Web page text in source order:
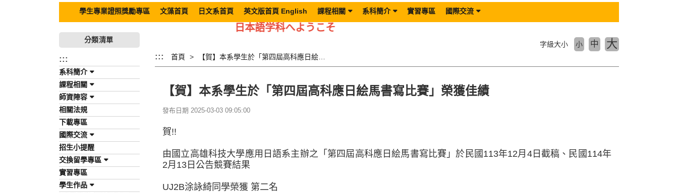
學生專業證照獎勵專區 文藻首頁 日文系首頁 英文版首頁 English 課程相關 系科簡介 實習專區 國際交流
日本語学科へようこそ
分類清單
:::
系科簡介
課程相關
師資陣容
相關法規
下載專區
國際交流
招生小提醒
交換留學專區
實習專區
學生作品
::: 首頁
字級大小 小 中 大
【賀】本系學生於「第四屆高科應日絵馬書寫比賽」榮獲佳績
發布日期 2025-03-03 09:05:00
賀!!
由國立高雄科技大學應用日語系主辦之「第四屆高科應日絵馬書寫比賽」於民國113年12月4日截稿、民國114年
2月13日公告競賽結果
UJ2B涂詠綺同學榮獲 第二名